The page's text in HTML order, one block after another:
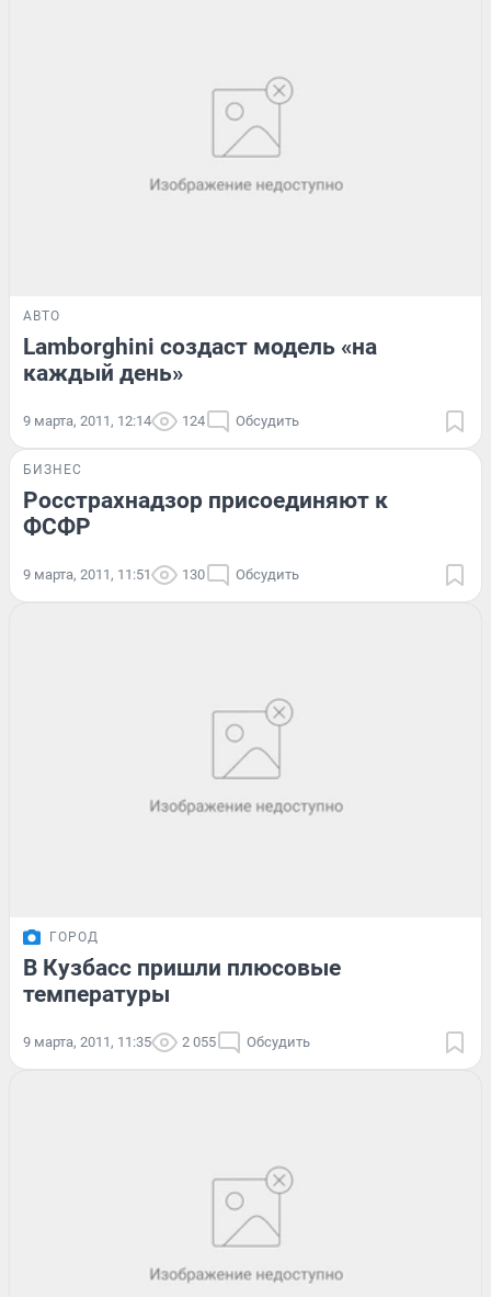
АВТО
Lamborghini создаст модель «на
каждый день»
9 марта, 2011, 12:14 124 Обсудить
БИЗНЕС
Росстрахнадзор присоединяют к
ФСФР
9 марта, 2011, 11:51 130 Обсудить
ГОРОД
В Кузбасс пришли плюсовые
температуры
9 марта, 2011, 11:35 2 055 Обсудить